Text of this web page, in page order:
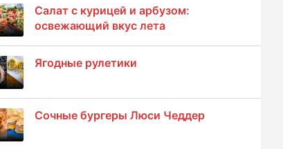
Салат с курицей и арбузом:
освежающий вкус лета
Ягодные рулетики
Сочные бургеры Люси Чеддер